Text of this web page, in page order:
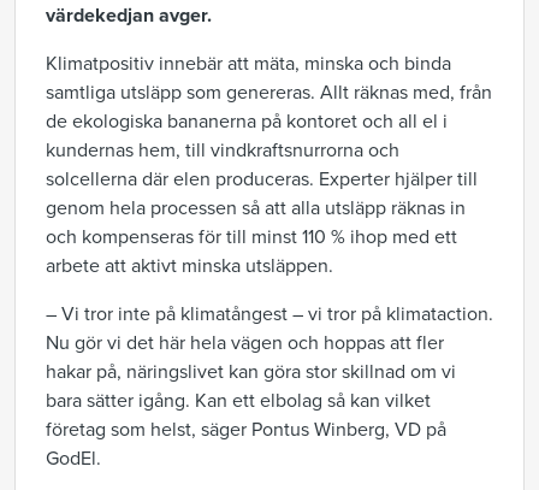
värdekedjan avger.
Klimatpositiv innebär att mäta, minska och binda
samtliga utsläpp som genereras. Allt räknas med, från
de ekologiska bananerna på kontoret och all el i
kundernas hem, till vindkraftsnurrorna och
solcellerna där elen produceras. Experter hjälper till
genom hela processen så att alla utsläpp räknas in
och kompenseras för till minst 110 % ihop med ett
arbete att aktivt minska utsläppen.
– Vi tror inte på klimatångest – vi tror på klimataction.
Nu gör vi det här hela vägen och hoppas att fler
hakar på, näringslivet kan göra stor skillnad om vi
bara sätter igång. Kan ett elbolag så kan vilket
företag som helst, säger Pontus Winberg, VD på
GodEl.